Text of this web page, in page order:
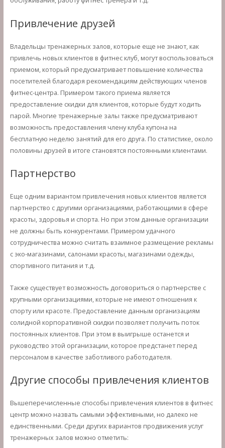
Привлечение друзей
Владельцы тренажерных залов, которые еще не знают, как
привлечь новых клиентов в фитнес клуб, могут воспользоваться
приемом, который предусматривает повышение количества
посетителей благодаря рекомендациям действующих членов
фитнес-центра. Примером такого приема является
предоставление скидки для клиентов, которые будут ходить
парой. Многие тренажерные залы также предусматривают
возможность предоставления члену клуба купона на
бесплатную неделю занятий для его друга. По статистике, около
половины друзей в итоге становятся постоянными клиентами.
Партнерство
Еще одним вариантом привлечения новых клиентов является
партнерство с другими организациями, работающими в сфере
красоты, здоровья и спорта. Но при этом данные организации
не должны быть конкурентами. Примером удачного
сотрудничества можно считать взаимное размещение рекламы
с эко-магазинами, салонами красоты, магазинами одежды,
спортивного питания и т.д.
Также существует возможность договориться о партнерстве с
крупными организациями, которые не имеют отношения к
спорту или красоте. Предоставление данным организациям
солидной корпоративной скидки позволяет получить поток
постоянных клиентов. При этом в выигрыше останется и
руководство этой организации, которое предстанет перед
персоналом в качестве заботливого работодателя.
Другие способы привлечения клиентов
Вышеперечисленные способы привлечения клиентов в фитнес
центр можно назвать самыми эффективными, но далеко не
единственными. Среди других вариантов продвижения услуг
тренажерных залов можно отметить: